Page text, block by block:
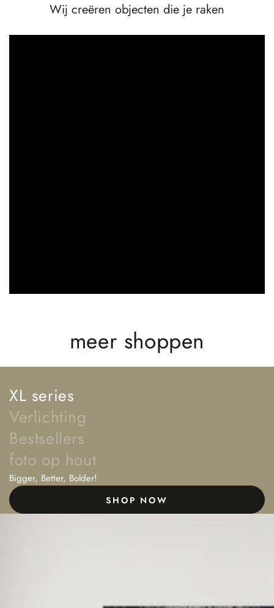
Wij creëren objecten die je raken
meer shoppen
XL series
Verlichting
Bestsellers
foto op hout
Bigger, Better, Bolder!
SHOP NOW